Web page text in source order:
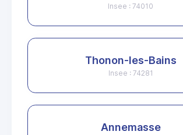
Insee : 74010
Thonon-les-Bains
Insee : 74281
Annemasse